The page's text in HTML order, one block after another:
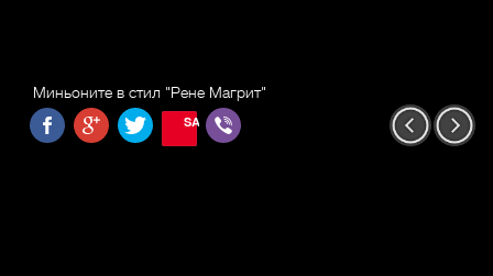
Миньоните в стил "Рене Магрит"
SAVE